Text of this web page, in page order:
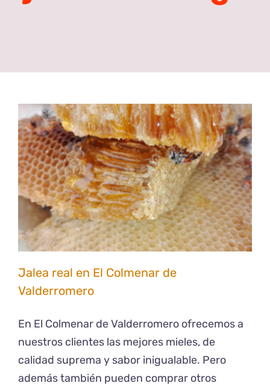
Jalea real en El Colmenar de
Valderromero
En El Colmenar de Valderromero ofrecemos a
nuestros clientes las mejores mieles, de
calidad suprema y sabor inigualable. Pero
además también pueden comprar otros